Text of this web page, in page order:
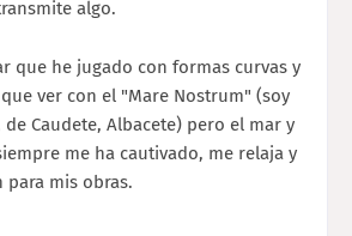
algo.
que he jugado con formas curvas y
ver con el "Mare Nostrum" (soy
Caudete, Albacete) pero el mar y
me ha cautivado, me relaja y
para mis obras.